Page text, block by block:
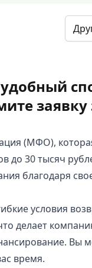
заявку
(МФО),
30 тысяч
благодаря
условия
делает
Вы
время.